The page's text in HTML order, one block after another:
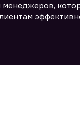
менеджеров,